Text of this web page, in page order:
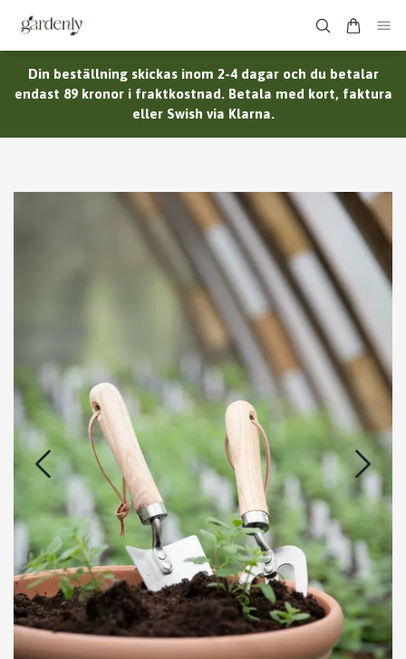
Din beställning skickas inom 2-4 dagar och du betalar
endast 89 kronor i fraktkostnad. Betala med kort, faktura
eller Swish via Klarna.